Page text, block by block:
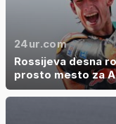
24ur.com
Rossijeva desna
prosto mesto za